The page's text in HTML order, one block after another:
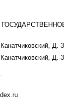
Д. 3
Д. 3